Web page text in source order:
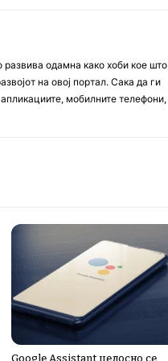
развива одамна како хоби кое што
на овој портал. Сака да ги
мобилните телефони,
Google Assistant целосно се